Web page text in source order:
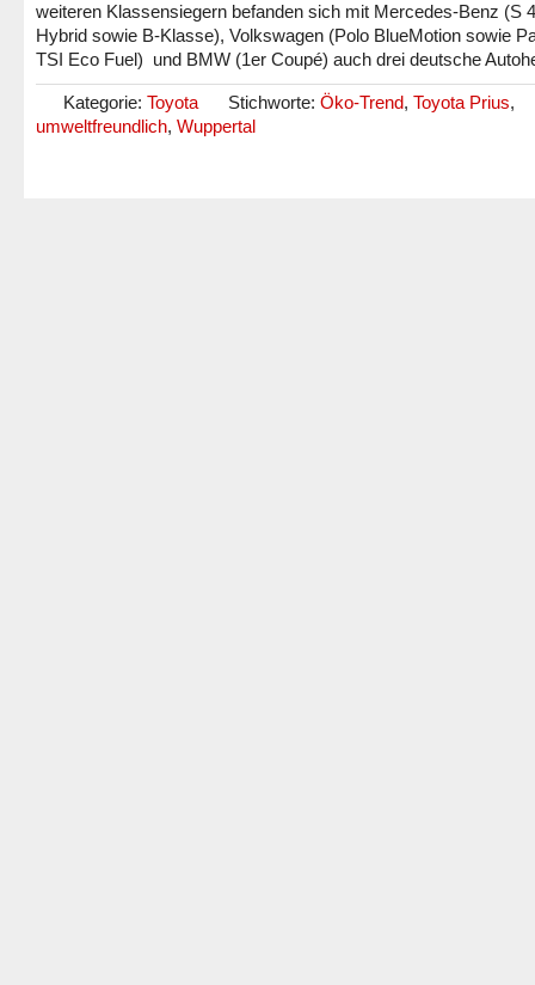
weiteren Klassensiegern befanden sich mit Mercedes-Benz (S
Hybrid sowie B-Klasse), Volkswagen (Polo BlueMotion sowie
TSI Eco Fuel) und BMW (1er Coupé) auch drei deutsche
Kategorie: Toyota Stichworte: Öko-Trend, Toyota Prius,
umweltfreundlich, Wuppertal